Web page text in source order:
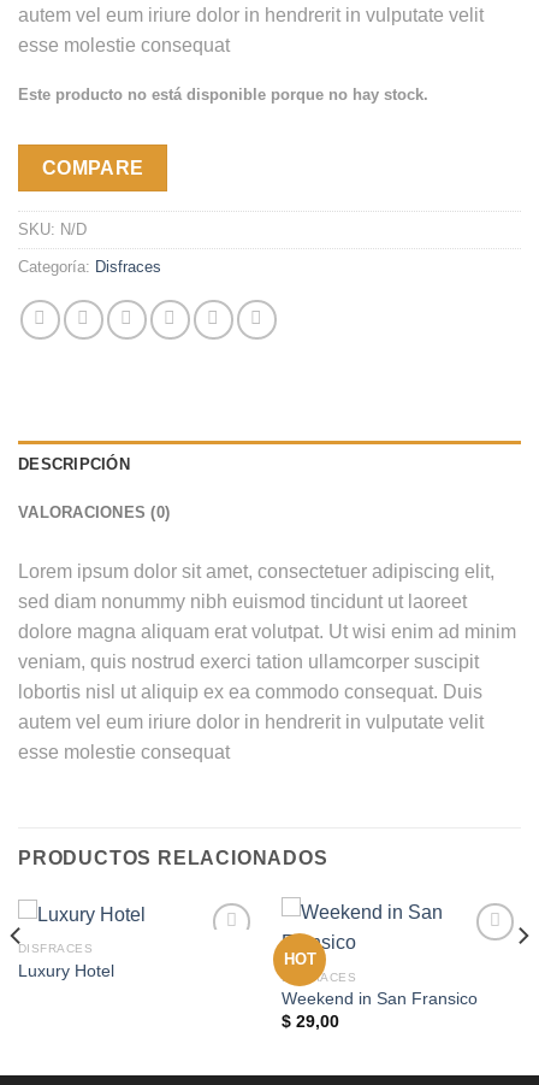
autem vel eum iriure dolor in hendrerit in vulputate velit
esse molestie consequat
Este producto no está disponible porque no hay stock.
COMPARE
SKU: N/D
Categoría: Disfraces
DESCRIPCIÓN
VALORACIONES (0)
Lorem ipsum dolor sit amet, consectetuer adipiscing elit,
sed diam nonummy nibh euismod tincidunt ut laoreet
dolore magna aliquam erat volutpat. Ut wisi enim ad minim
veniam, quis nostrud exerci tation ullamcorper suscipit
lobortis nisl ut aliquip ex ea commodo consequat. Duis
autem vel eum iriure dolor in hendrerit in vulputate velit
esse molestie consequat
PRODUCTOS RELACIONADOS
DISFRACES
Luxury Hotel
HOT
DISFRACES
Weekend in San Fransico
$29,00